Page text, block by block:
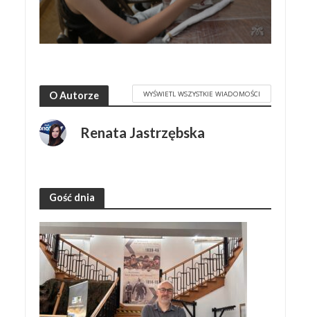
O Autorze WYŚWIETL WSZYSTKIE WIADOMOŚCI
Renata Jastrzębska
Gość dnia